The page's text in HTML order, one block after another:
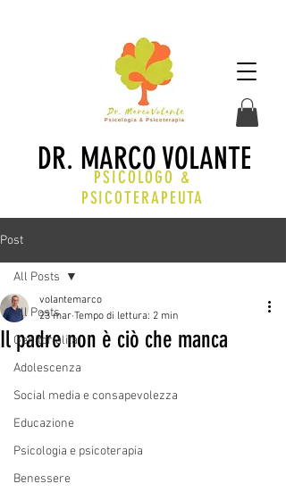
DR. MARCO VOLANTE
PSICOLOGO &
PSICOTERAPEUTA
Post
All Posts
Genitorialità
Adolescenza
Social media e consapevolezza
Educazione
Psicologia e psicoterapia
Benessere
All Posts
Il padre non è ciò che manca
volantemarco
23 mar Tempo di lettura: 2 min